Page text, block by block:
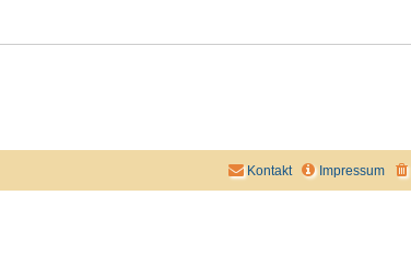
Impressum
Kontakt